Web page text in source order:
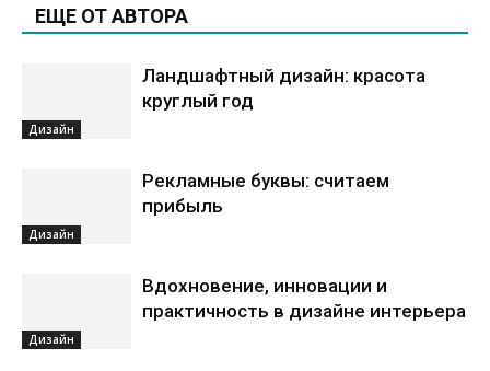
ЕЩЕ ОТ АВТОРА
Дизайн
Ландшафтный дизайн: красота
круглый год
Дизайн
Рекламные буквы: считаем
прибыль
Дизайн
Вдохновение, инновации и
практичность в дизайне интерьера